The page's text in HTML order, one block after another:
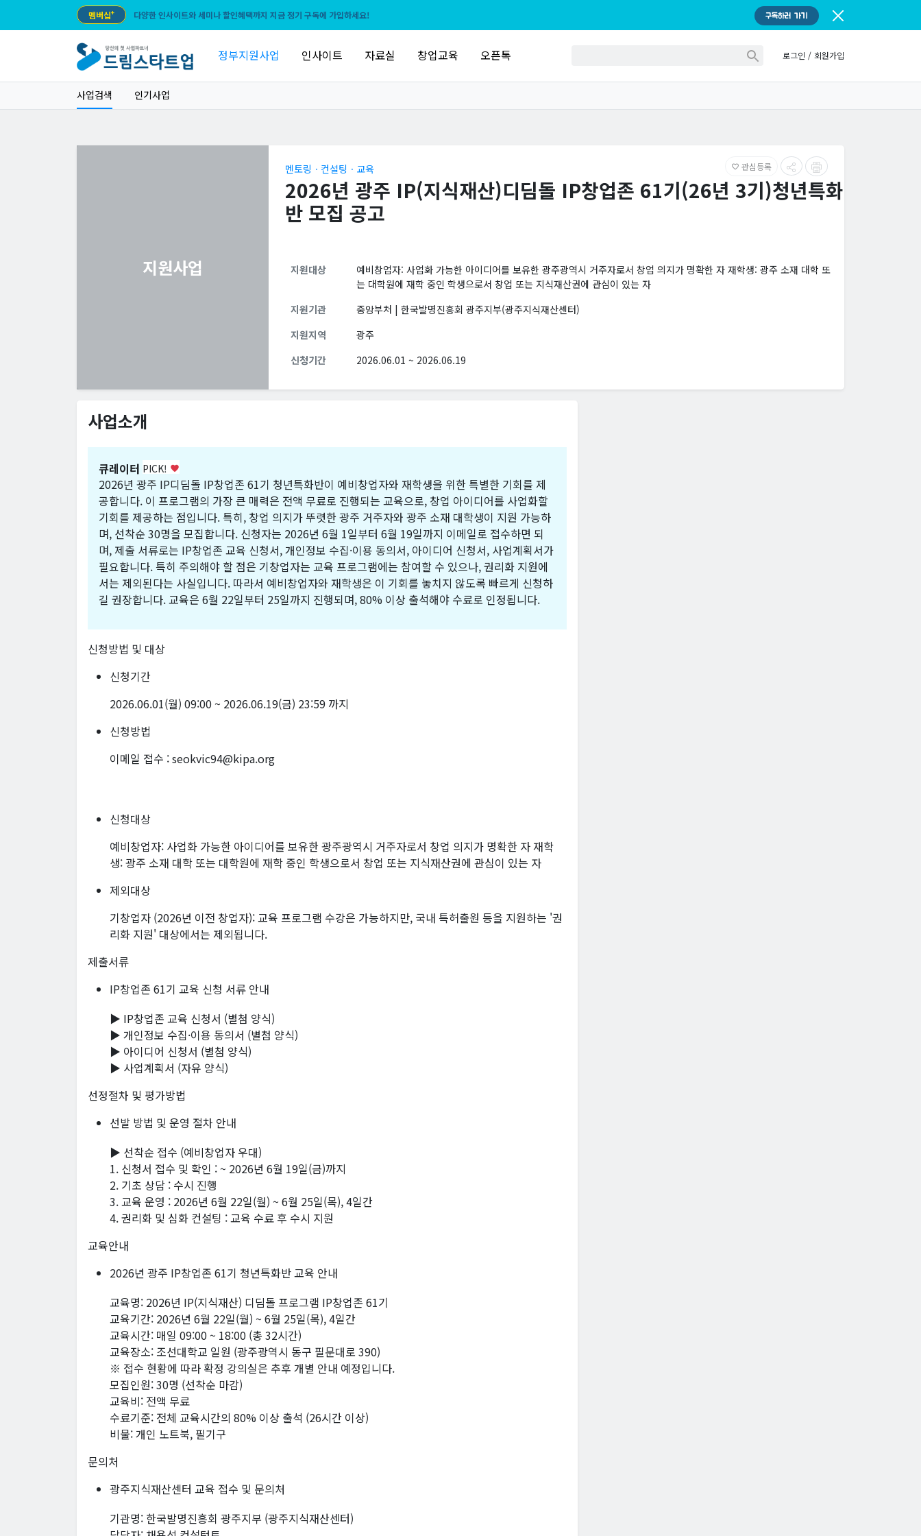
멤버십+ 다양한 인사이트와 세미나 할인혜택까지 지금 정기 구독에 가입하세요! 구독하러 가기
정부지원사업 인사이트 자료실 창업교육 오픈톡 로그인 / 회원가입
사업검색 인기사업
favorite_border 관심등록
지원사업
멘토링ㆍ컨설팅ㆍ교육
2026년 광주 IP(지식재산)디딤돌 IP창업존 61기(26년 3기)청년특화
반 모집 공고
지원대상
예비창업자: 사업화 가능한 아이디어를 보유한 광주광역시 거주자로서 창업 의지가 명확한 자 재학생: 광주 소재 대학 또
는 대학원에 재학 중인 학생으로서 창업 또는 지식재산권에 관심이 있는 자
지원기관
중앙부처 | 한국발명진흥회 광주지부(광주지식재산센터)
지원지역
광주
신청기간
2026.06.01 ~ 2026.06.19
사업소개
큐레이터 PICK! favorite
2026년 광주 IP디딤돌 IP창업존 61기 청년특화반이 예비창업자와 재학생을 위한 특별한 기회를 제
공합니다. 이 프로그램의 가장 큰 매력은 전액 무료로 진행되는 교육으로, 창업 아이디어를 사업화할
기회를 제공하는 점입니다. 특히, 창업 의지가 뚜렷한 광주 거주자와 광주 소재 대학생이 지원 가능하
며, 선착순 30명을 모집합니다. 신청자는 2026년 6월 1일부터 6월 19일까지 이메일로 접수하면 되
며, 제출 서류로는 IP창업존 교육 신청서, 개인정보 수집·이용 동의서, 아이디어 신청서, 사업계획서가
필요합니다. 특히 주의해야 할 점은 기창업자는 교육 프로그램에는 참여할 수 있으나, 권리화 지원에
서는 제외된다는 사실입니다. 따라서 예비창업자와 재학생은 이 기회를 놓치지 않도록 빠르게 신청하
길 권장합니다. 교육은 6월 22일부터 25일까지 진행되며, 80% 이상 출석해야 수료로 인정됩니다.
신청방법 및 대상
신청기간
2026.06.01(월) 09:00 ~ 2026.06.19(금) 23:59 까지
신청방법
이메일 접수 : seokvic94@kipa.org
신청대상
예비창업자: 사업화 가능한 아이디어를 보유한 광주광역시 거주자로서 창업 의지가 명확한 자 재학
생: 광주 소재 대학 또는 대학원에 재학 중인 학생으로서 창업 또는 지식재산권에 관심이 있는 자
제외대상
기창업자 (2026년 이전 창업자): 교육 프로그램 수강은 가능하지만, 국내 특허출원 등을 지원하는 '권
리화 지원' 대상에서는 제외됩니다.
제출서류
IP창업존 61기 교육 신청 서류 안내
▶ IP창업존 교육 신청서 (별첨 양식)
▶ 개인정보 수집·이용 동의서 (별첨 양식)
▶ 아이디어 신청서 (별첨 양식)
▶ 사업계획서 (자유 양식)
선정절차 및 평가방법
선발 방법 및 운영 절차 안내
▶ 선착순 접수 (예비창업자 우대)
1. 신청서 접수 및 확인 : ~ 2026년 6월 19일(금)까지
2. 기초 상담 : 수시 진행
3. 교육 운영 : 2026년 6월 22일(월) ~ 6월 25일(목), 4일간
4. 권리화 및 심화 컨설팅 : 교육 수료 후 수시 지원
교육안내
2026년 광주 IP창업존 61기 청년특화반 교육 안내
교육명: 2026년 IP(지식재산) 디딤돌 프로그램 IP창업존 61기
교육기간: 2026년 6월 22일(월) ~ 6월 25일(목), 4일간
교육시간: 매일 09:00 ~ 18:00 (총 32시간)
교육장소: 조선대학교 일원 (광주광역시 동구 필문대로 390)
※ 접수 현황에 따라 확정 강의실은 추후 개별 안내 예정입니다.
모집인원: 30명 (선착순 마감)
교육비: 전액 무료
수료기준: 전체 교육시간의 80% 이상 출석 (26시간 이상)
비물: 개인 노트북, 필기구
문의처
광주지식재산센터 교육 접수 및 문의처
기관명: 한국발명진흥회 광주지부 (광주지식재산센터)